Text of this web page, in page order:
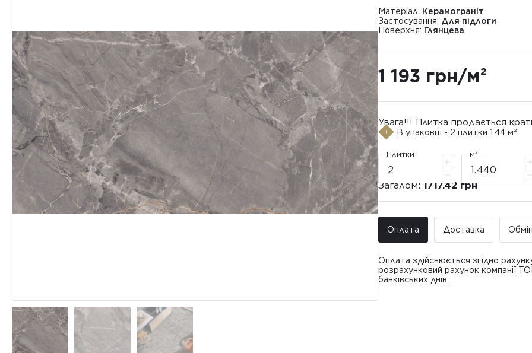
Матеріал: Керамограніт
Застосування: Для підлоги
Поверхня: Глянцева
1 193 грн/м²
Увага!!! Плитка продається
В упаковці - 2 плитки 1.44 м²
Плитки м²
Загалом:1717.42 грн
Оплата Доставка Обмін
Оплата здійснюється згідно
розрахунковий рахунок компанії
банківських днів.